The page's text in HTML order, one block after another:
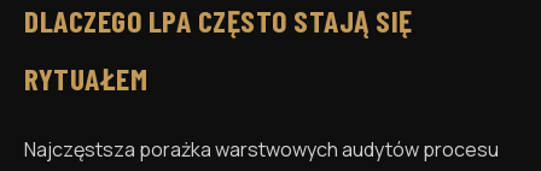
DLACZEGO LPA CZĘSTO STAJĄ SIĘ
RYTUAŁEM
Najczęstsza porażka warstwowych audytów procesu